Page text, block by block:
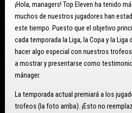
¡Hola, managers! Top Eleven ha tenido
muchos de nuestros jugadores han
este tiempo. Puesto que el objetivo
cada temporada la Liga, la Copa y la Liga
hacer algo especial con nuestros
a mostrar y presentarse como
mánager.
La temporada actual premiará a los
trofeos (la foto arriba). ¡Esto no